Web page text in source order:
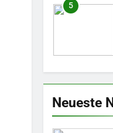
5
6
Neueste